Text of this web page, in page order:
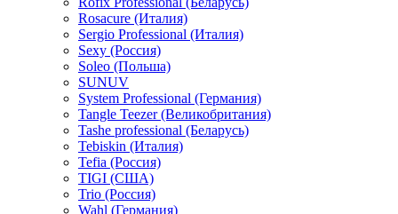
Rosacure (Италия)
Sergio Professional (Италия)
Sexy (Россия)
Soleo (Польша)
SUNUV
System Professional (Германия)
Tangle Teezer (Великобритания)
Tashe professional (Беларусь)
Tebiskin (Италия)
Tefia (Россия)
TIGI (США)
Trio (Россия)
Wahl (Германия)